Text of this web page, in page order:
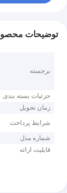
توضیحات
برجسته
جزئیات بسته بندی
زمان تحویل
شرایط پرداخت
شماره مدل
قابلیت ارائه